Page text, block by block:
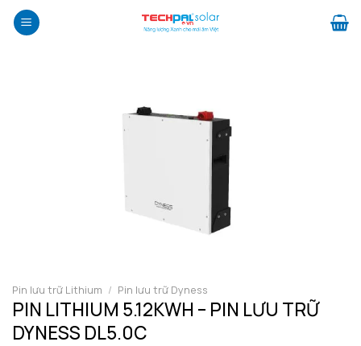
qua
Pin lưu trữ Lithium / Pin lưu trữ Dyness
PIN LITHIUM 5.12KWH – PIN LƯU TRỮ
DYNESS DL5.0C